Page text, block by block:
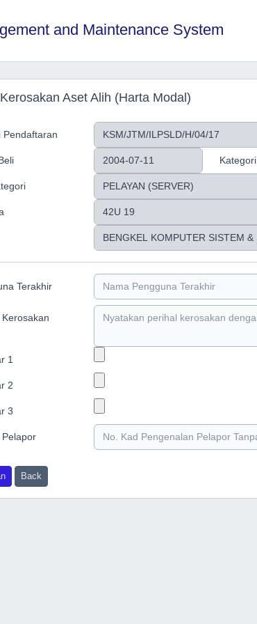
and Maintenance System
Aset Alih (Harta Modal)
Pendaftaran
Kategori
Terakhir
1
2
3
Pelapor
Back